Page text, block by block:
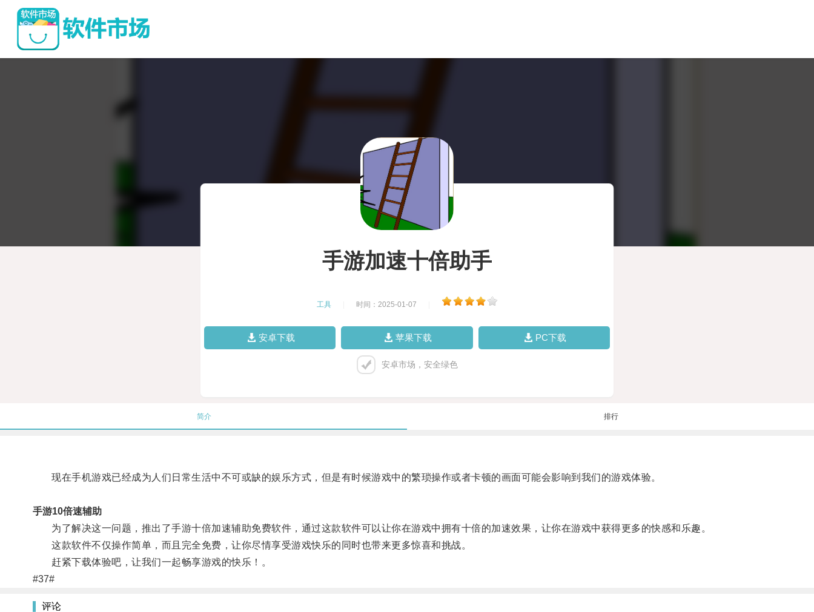
手游加速十倍助手
工具 时间：2025-01-07
安卓下载 苹果下载 PC下载
安卓市场，安全绿色
简介 排行
现在手机游戏已经成为人们日常生活中不可或缺的娱乐方式，但是有时候游戏中的繁琐操作或者卡顿的画面可能会影响到我们的游戏体验。
手游10倍速辅助
为了解决这一问题，推出了手游十倍加速辅助免费软件，通过这款软件可以让你在游戏中拥有十倍的加速效果，让你在游戏中获得更多的快感和乐趣。
这款软件不仅操作简单，而且完全免费，让你尽情享受游戏快乐的同时也带来更多惊喜和挑战。
赶紧下载体验吧，让我们一起畅享游戏的快乐！。
#37#
评论